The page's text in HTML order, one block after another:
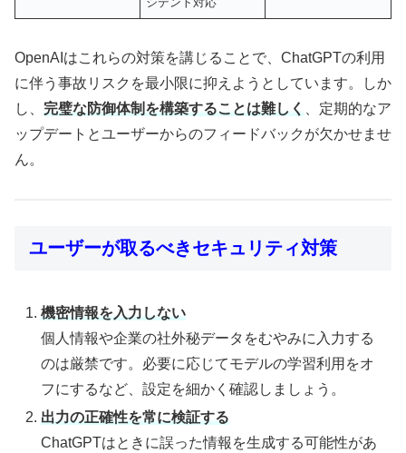
OpenAIはこれらの対策を講じることで、ChatGPTの利用
に伴う事故リスクを最小限に抑えようとしています。しか
し、 完璧な防御体制を構築することは難しく
、定期的なア
ップデートとユーザーからのフィードバックが欠かせませ
ん。
ユーザーが取るべきセキュリティ対策
機密情報を入力しない
個人情報や企業の社外秘データをむやみに入力する
のは厳禁です。必要に応じてモデルの学習利用をオ
フにするなど、設定を細かく確認しましょう。
出力の正確性を常に検証する
ChatGPTはときに誤った情報を生成する可能性があ